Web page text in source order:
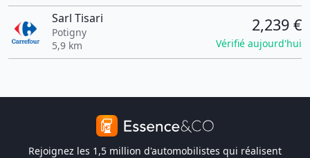
Sarl Tisari
Potigny
5,9 km
2,239 €
Vérifié aujourd'hui
Rejoignez les 1,5 million d'automobilistes qui réalisent